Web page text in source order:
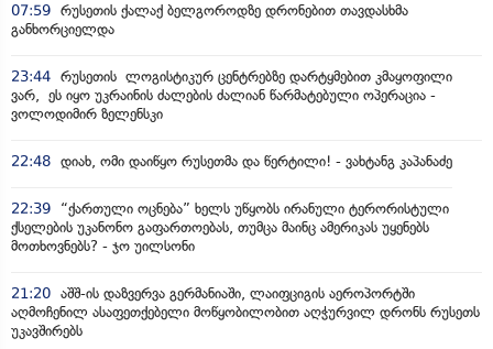
07:59 რუსეთის ქალაქ ბელგოროდზე დრონებით თავდასხმა
განხორციელდა
23:44 რუსეთის ლოგისტიკურ ცენტრებზე დარტყმებით კმაყოფილი
ვარ, ეს იყო უკრაინის ძალების ძალიან წარმატებული ოპერაცია -
ვოლოდიმირ ზელენსკი
22:48 დიახ, ომი დაიწყო რუსეთმა და წერტილი! - ვახტანგ კაპანაძე
22:39
“ქართული ოცნება” ხელს უწყობს ირანული ტერორისტული
ქსელების უკანონო გაფართოებას, თუმცა მაინც ამერიკას უყენებს
მოთხოვნებს? - ჯო უილსონი
21:20 აშშ-ის დაზვერვა გერმანიაში, ლაიფციგის აეროპორტში
აღმოჩენილ ასაფეთქებელი მოწყობილობით აღჭურვილ დრონს რუსეთს
უკავშირებს